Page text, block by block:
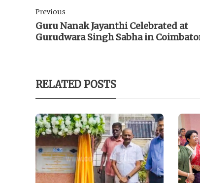
Previous
Guru Nanak Jayanthi Celebrated at
Gurudwara Singh Sabha in
RELATED POSTS